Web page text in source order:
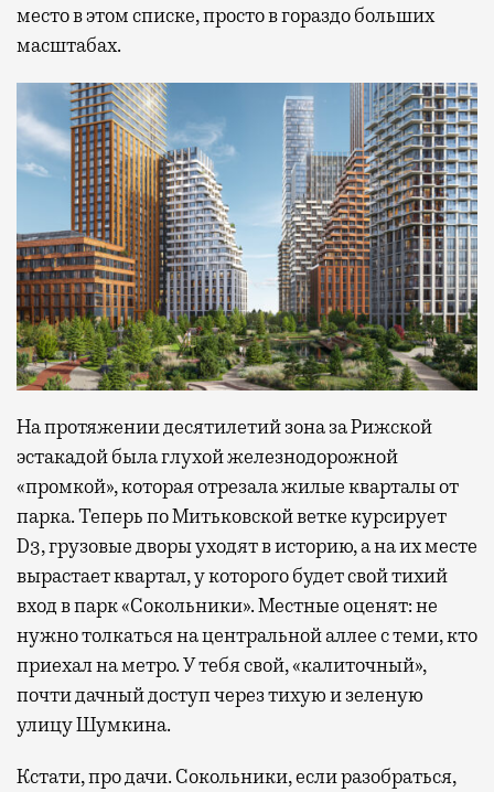
место в этом списке, просто в гораздо больших
масштабах.
На протяжении десятилетий зона за Рижской
эстакадой была глухой железнодорожной
«промкой», которая отрезала жилые кварталы от
парка. Теперь по Митьковской ветке курсирует
D3, грузовые дворы уходят в историю, а на их месте
вырастает квартал, у которого будет свой тихий
вход в парк «Сокольники». Местные оценят: не
нужно толкаться на центральной аллее с теми, кто
приехал на метро. У тебя свой, «калиточный»,
почти дачный доступ через тихую и зеленую
улицу Шумкина.
Кстати, про дачи. Сокольники, если разобраться,